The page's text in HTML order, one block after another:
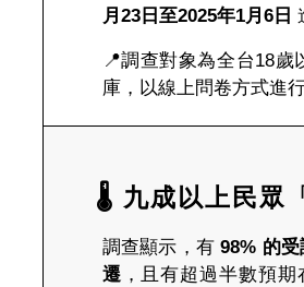
月23日至2025年1月6日
📍調查對象為全台18
庫，以線上問卷方式進行
🌡 九成以上民眾
調查顯示，有98% 的
遷 ，且有超過半數預